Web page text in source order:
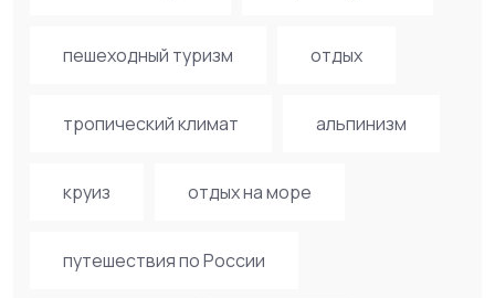
пешеходный туризм отдых
тропический климат альпинизм
круиз отдых на море
путешествия по России